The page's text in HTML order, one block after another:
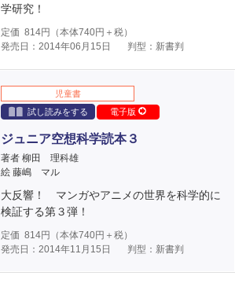
学研究！
定価 814円（本体740円＋税）
発売日：2014年06月15日
判型：新書判
児童書
試し読みをする
電子版
ジュニア空想科学読本３
著者 柳田 理科雄
絵 藤嶋 マル
大反響！ マンガやアニメの世界を科学的に
検証する第３弾！
定価 814円（本体740円＋税）
発売日：2014年11月15日
判型：新書判